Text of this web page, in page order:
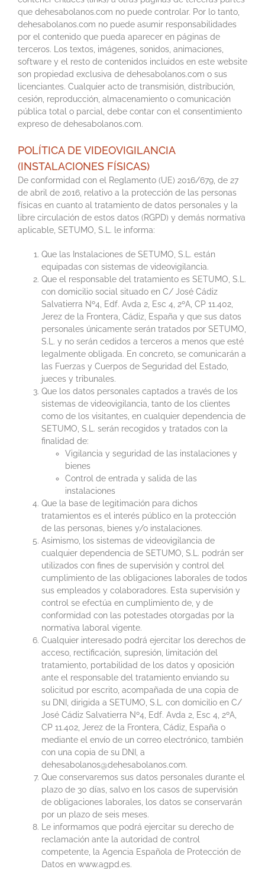
que dehesabolanos.com no puede controlar. Por lo tanto,
dehesabolanos.com no puede asumir responsabilidades
por el contenido que pueda aparecer en páginas de
terceros. Los textos, imágenes, sonidos, animaciones,
software y el resto de contenidos incluidos en este website
son propiedad exclusiva de dehesabolanos.com o sus
licenciantes. Cualquier acto de transmisión, distribución,
cesión, reproducción, almacenamiento o comunicación
pública total o parcial, debe contar con el consentimiento
expreso de dehesabolanos.com.
POLÍTICA DE VIDEOVIGILANCIA
(INSTALACIONES FÍSICAS)
De conformidad con el Reglamento (UE) 2016/679, de 27
de abril de 2016, relativo a la protección de las personas
físicas en cuanto al tratamiento de datos personales y la
libre circulación de estos datos (RGPD) y demás normativa
aplicable, SETUMO, S.L. le informa:
Que las Instalaciones de SETUMO, S.L. están
equipadas con sistemas de videovigilancia.
Que el responsable del tratamiento es SETUMO, S.L.
con domicilio social situado en C/ José Cádiz
Salvatierra Nº4, Edf. Avda 2, Esc 4, 2ºA, CP 11.402,
Jerez de la Frontera, Cádiz, España y que sus datos
personales únicamente serán tratados por SETUMO,
S.L. y no serán cedidos a terceros a menos que esté
legalmente obligada. En concreto, se comunicarán a
las Fuerzas y Cuerpos de Seguridad del Estado,
jueces y tribunales.
Que los datos personales captados a través de los
sistemas de videovigilancia, tanto de los clientes
como de los visitantes, en cualquier dependencia de
SETUMO, S.L. serán recogidos y tratados con la
finalidad de:
Vigilancia y seguridad de las instalaciones y
bienes
Control de entrada y salida de las
instalaciones
Que la base de legitimación para dichos
tratamientos es el interés público en la protección
de las personas, bienes y/o instalaciones.
Asimismo, los sistemas de videovigilancia de
cualquier dependencia de SETUMO, S.L. podrán ser
utilizados con fines de supervisión y control del
cumplimiento de las obligaciones laborales de todos
sus empleados y colaboradores. Esta supervisión y
control se efectúa en cumplimiento de, y de
conformidad con las potestades otorgadas por la
normativa laboral vigente.
Cualquier interesado podrá ejercitar los derechos de
acceso, rectificación, supresión, limitación del
tratamiento, portabilidad de los datos y oposición
ante el responsable del tratamiento enviando su
solicitud por escrito, acompañada de una copia de
su DNI, dirigida a SETUMO, S.L. con domicilio en C/
José Cádiz Salvatierra Nº4, Edf. Avda 2, Esc 4, 2ºA,
CP 11.402, Jerez de la Frontera, Cádiz, España o
mediante el envío de un correo electrónico, también
con una copia de su DNI, a
dehesabolanos@dehesabolanos.com.
Que conservaremos sus datos personales durante el
plazo de 30 días, salvo en los casos de supervisión
de obligaciones laborales, los datos se conservarán
por un plazo de seis meses.
Le informamos que podrá ejercitar su derecho de
reclamación ante la autoridad de control
competente, la Agencia Española de Protección de
Datos en www.agpd.es.